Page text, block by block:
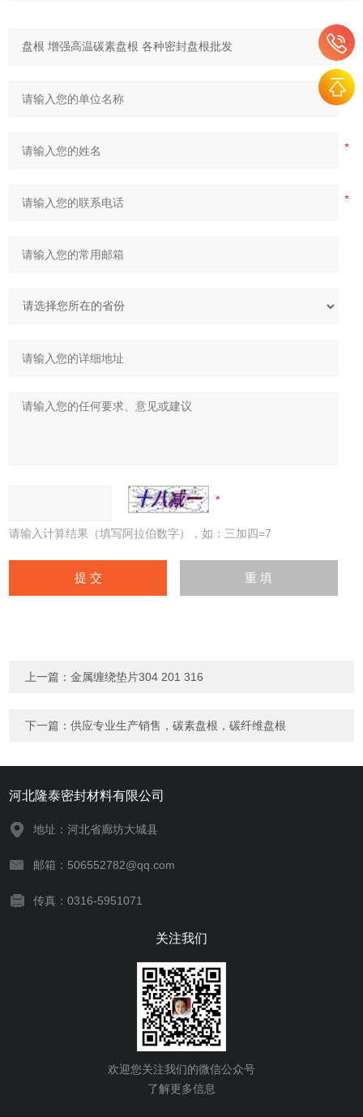
请输入计算结果（填写阿拉伯数字），如：三加四=7
上一篇：金属缠绕垫片304 201 316
下一篇：供应专业生产销售，碳素盘根，碳纤维盘根
河北隆泰密封材料有限公司
地址：河北省廊坊大城县
邮箱：506552782@qq.com
传真：0316-5951071
关注我们
欢迎您关注我们的微信公众号
了解更多信息